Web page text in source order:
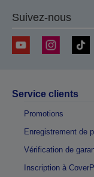
Suivez-nous
Service clients
Promotions
Enregistrement de
Vérification de
Inscription à